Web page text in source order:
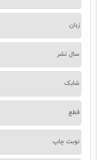
زبان
سال نشر
شابک
قطع
نوبت چاپ